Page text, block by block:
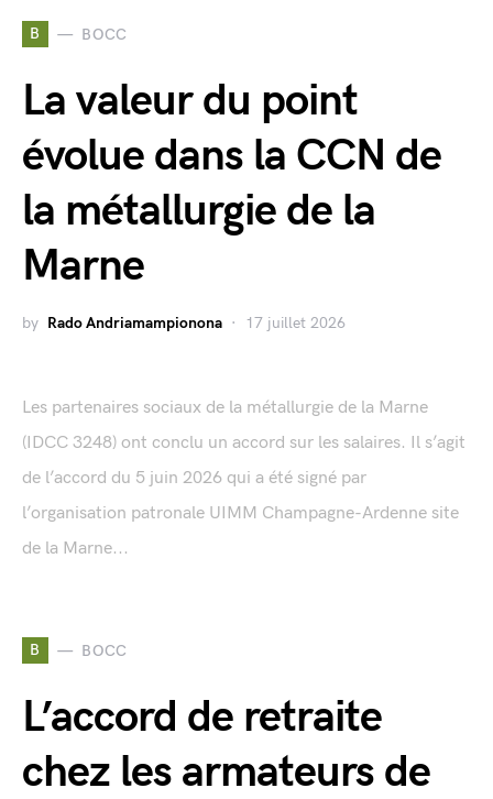
B BOCC
La valeur du point
évolue dans la CCN de
la métallurgie de la
Marne
by Rado Andriamampionona 17 juillet 2026
Les partenaires sociaux de la métallurgie de la Marne
(IDCC 3248) ont conclu un accord sur les salaires. Il s’agit
de l’accord du 5 juin 2026 qui a été signé par
l’organisation patronale UIMM Champagne-Ardenne site
de la Marne...
B BOCC
L’accord de retraite
chez les armateurs de